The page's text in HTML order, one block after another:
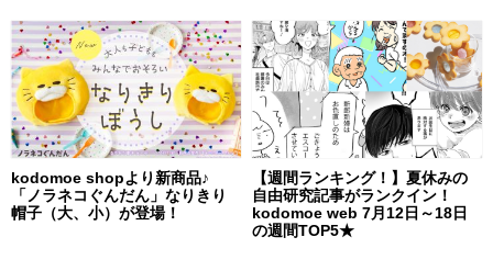
kodomoe shopより新商品♪
「ノラネコぐんだん」なりきり
帽子（大、小）が登場！
【週間ランキング！】夏休みの
自由研究記事がランクイン！
kodomoe web 7月12日～18日
の週間TOP5★